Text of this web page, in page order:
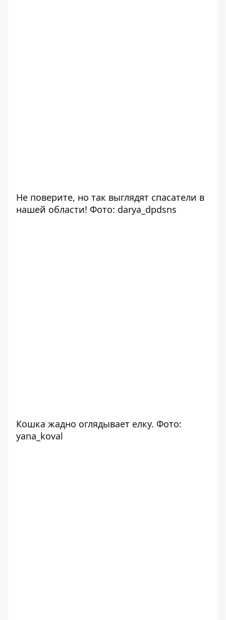
Не поверите, но так выглядят спасатели в
нашей области! Фото: darya_dpdsns
Кошка жадно оглядывает елку. Фото:
yana_koval